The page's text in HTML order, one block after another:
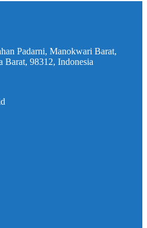
Padarni, Manokwari Barat,
Barat, 98312, Indonesia